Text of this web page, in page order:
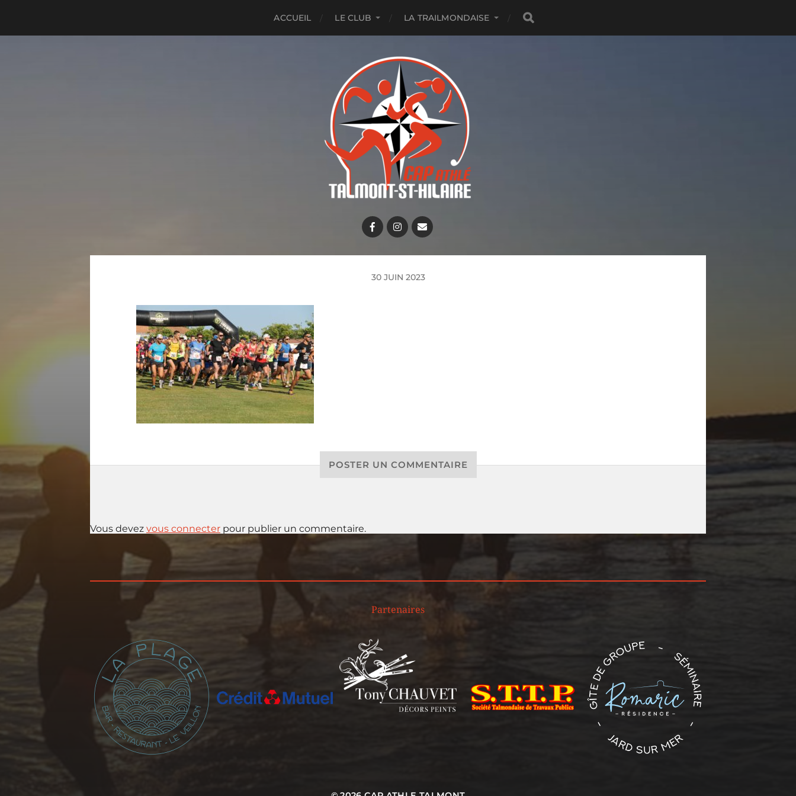
ACCUEIL LE CLUB LA TRAILMONDAISE
30 JUIN 2023
POSTER UN COMMENTAIRE
Vous devez vous connecter pour publier un commentaire.
Partenaires